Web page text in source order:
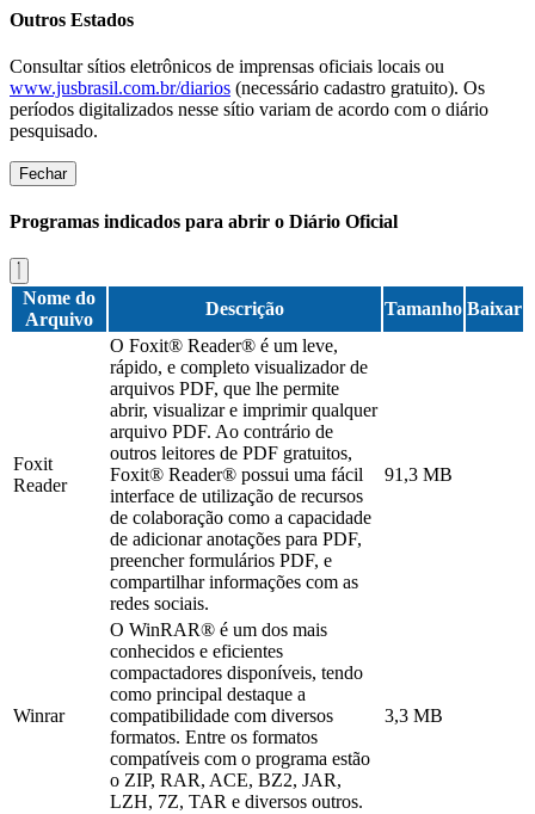
Outros Estados
Consultar sítios eletrônicos de imprensas oficiais locais ou
www.jusbrasil.com.br/diarios (necessário cadastro gratuito). Os
períodos digitalizados nesse sítio variam de acordo com o diário
pesquisado.
Fechar
Programas indicados para abrir o Diário Oficial
Nome do
Arquivo
Descrição Tamanho Baixar
Foxit
Reader
O Foxit® Reader® é um leve,
rápido, e completo visualizador de
arquivos PDF, que lhe permite
abrir, visualizar e imprimir qualquer
arquivo PDF. Ao contrário de
outros leitores de PDF gratuitos,
Foxit® Reader® possui uma fácil
interface de utilização de recursos
de colaboração como a capacidade
de adicionar anotações para PDF,
preencher formulários PDF, e
compartilhar informações com as
redes sociais.
91,3 MB
Winrar
O WinRAR® é um dos mais
conhecidos e eficientes
compactadores disponíveis, tendo
como principal destaque a
compatibilidade com diversos
formatos. Entre os formatos
compatíveis com o programa estão
o ZIP, RAR, ACE, BZ2, JAR,
LZH, 7Z, TAR e diversos outros.
3,3 MB